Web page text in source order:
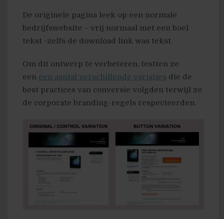
De originele pagina leek op een normale
bedrijfswebsite – vrij normaal met een boel
tekst -zelfs de download link was tekst.
Om dit ontwerp te verbeteren, testten ze
een een aantal verschillende variaties die de
best practices van conversie volgden terwijl ze
de corporate branding-regels respecteerden.